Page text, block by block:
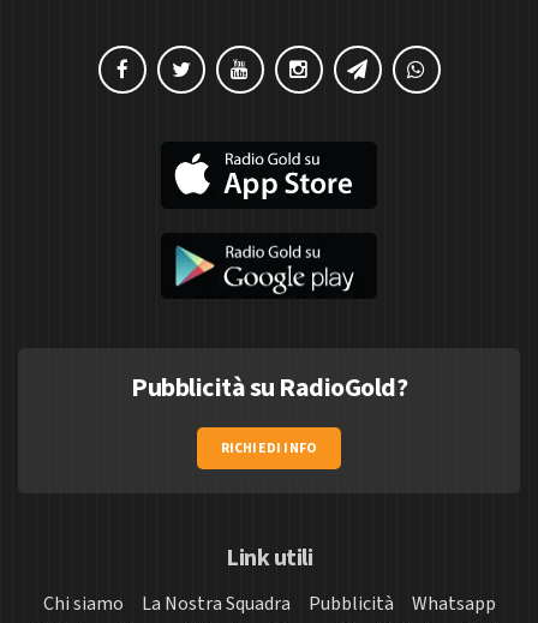
Pubblicità su RadioGold?
RICHIEDI INFO
Link utili
Chi siamo La Nostra Squadra Pubblicità
Whatsapp